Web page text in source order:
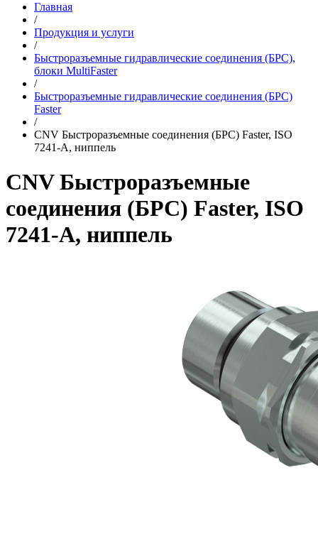
Главная
/
Продукция и услуги
/
Быстроразъемные гидравлические соединения (БРС),
блоки MultiFaster
/
Быстроразъемные гидравлические соединения (БРС)
Faster
/
CNV Быстроразъемные соединения (БРС) Faster, ISO
7241-A, ниппель
CNV Быстроразъемные
соединения (БРС) Faster, ISO
7241-A, ниппель